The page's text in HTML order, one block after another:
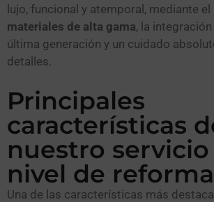
lujo, funcional y atemporal, mediante el
materiales de alta gama, la
última generación y un cuidado
detalles.
Principales
características
nuestro
nivel de
Una de las características más